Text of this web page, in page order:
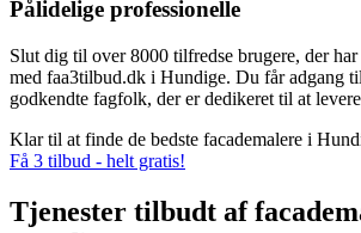
Pålidelige professionelle
Slut dig til over 8000 tilfredse brugere, der
med faa3tilbud.dk i Hundige. Du får adgang
godkendte fagfolk, der er dedikeret til at
Klar til at finde de bedste facademalere i
Få 3 tilbud - helt gratis!
Tjenester tilbudt af